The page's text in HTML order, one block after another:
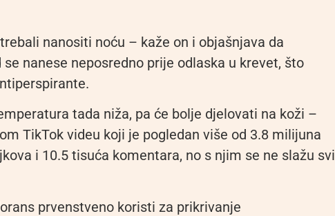
nanositi noću – kaže on i objašnjava da
nanese neposredno prije odlaska u krevet, što
tada niža, pa će bolje djelovati na koži –
TikTok videu koji je pogledan više od 3.8 milijuna
i 10.5 tisuća komentara, no s njim se ne slažu svi
prvenstveno koristi za prikrivanje